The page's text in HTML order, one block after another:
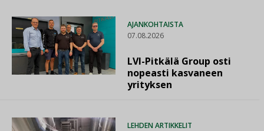
AJANKOHTAISTA
07.08.2026
LVI-Pitkälä Group osti
nopeasti kasvaneen
yrityksen
LEHDEN ARTIKKELIT